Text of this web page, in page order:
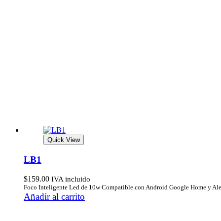
Quick View
LB1
$159.00 IVA incluido
Foco Inteligente Led de 10w Compatible con Android Google Home y
Añadir al carrito